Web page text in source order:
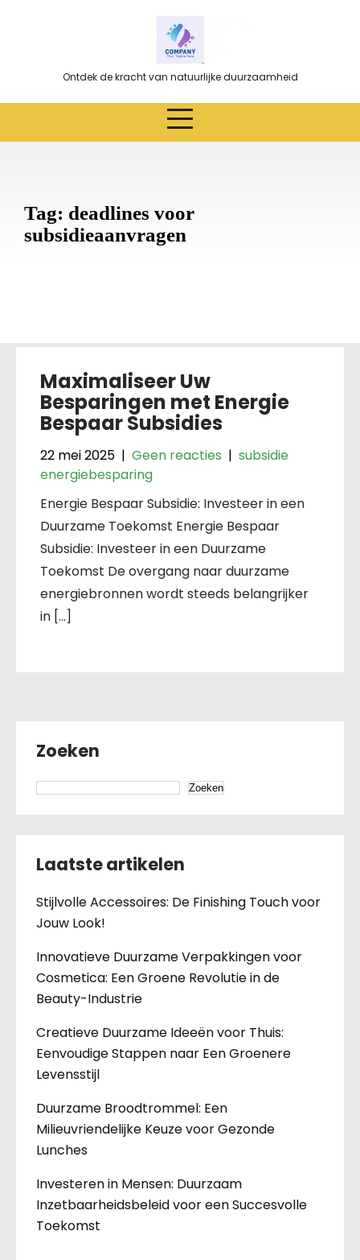
Ontdek de kracht van natuurlijke duurzaamheid
Tag: deadlines voor
subsidieaanvragen
Maximaliseer Uw
Besparingen met Energie
Bespaar Subsidies
22 mei 2025 | Geen reacties | subsidie
energiebesparing
Energie Bespaar Subsidie: Investeer in een
Duurzame Toekomst Energie Bespaar
Subsidie: Investeer in een Duurzame
Toekomst De overgang naar duurzame
energiebronnen wordt steeds belangrijker
in […]
Zoeken
Zoeken
Laatste artikelen
Stijlvolle Accessoires: De Finishing Touch voor
Jouw Look!
Innovatieve Duurzame Verpakkingen voor
Cosmetica: Een Groene Revolutie in de
Beauty-Industrie
Creatieve Duurzame Ideeën voor Thuis:
Eenvoudige Stappen naar Een Groenere
Levensstijl
Duurzame Broodtrommel: Een
Milieuvriendelijke Keuze voor Gezonde
Lunches
Investeren in Mensen: Duurzaam
Inzetbaarheidsbeleid voor een Succesvolle
Toekomst